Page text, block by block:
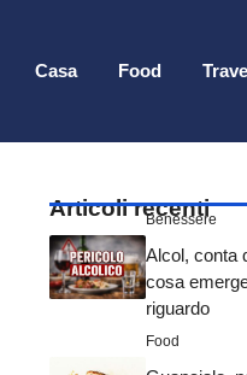
Casa Food
Articoli recenti
Benessere
Alcol, conta
cosa
riguardo
Food